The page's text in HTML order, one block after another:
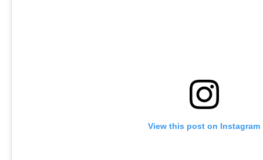
View this post on Instagram